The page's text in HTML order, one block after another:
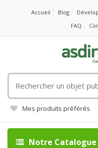
Accueil Blog
FAQ
un
objet
publicitaire
Mes produits préférés
Notre Catalogue